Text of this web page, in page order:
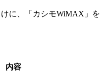
に、「カシモWiMAX」を
内容